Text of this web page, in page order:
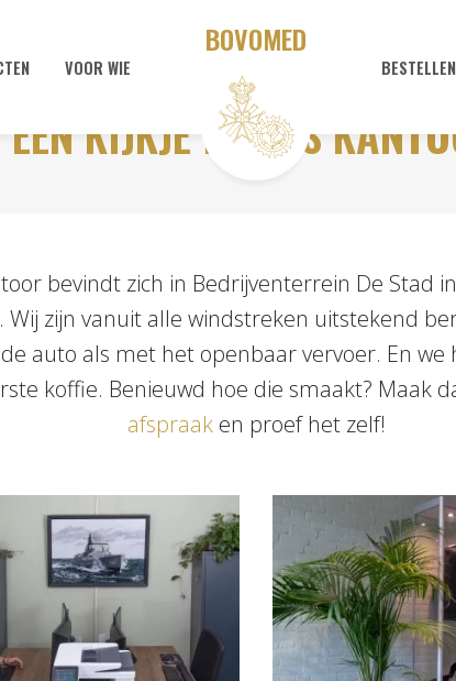
VOOR WIE
BOVOMED
BESTELLEN
EEN KIJKJE IN ONS
bevindt zich in Bedrijventerrein De Stad
Wij zijn vanuit alle windstreken uitstekend
auto als met het openbaar vervoer. En we
koffie. Benieuwd hoe die smaakt? Maak
afspraaken proef het zelf!